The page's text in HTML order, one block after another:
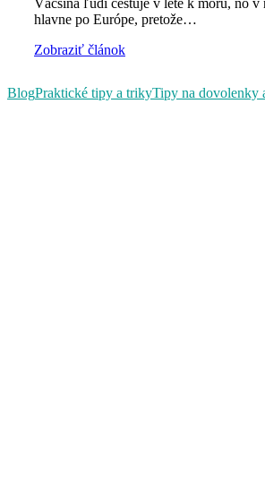
hlavne po Európe, pretože…
Zobraziť článok
BlogPraktické tipy a trikyTipy na dovolenky